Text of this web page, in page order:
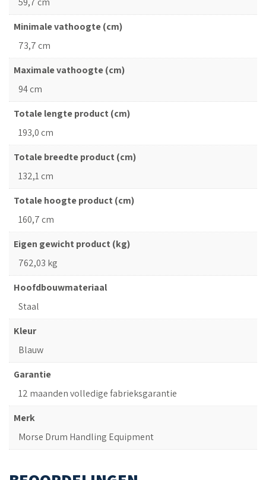
Minimale vathoogte (cm)
73,7 cm
Maximale vathoogte (cm)
94 cm
Totale lengte product (cm)
193,0 cm
Totale breedte product (cm)
132,1 cm
Totale hoogte product (cm)
160,7 cm
Eigen gewicht product (kg)
762,03 kg
Hoofdbouwmateriaal
Staal
Kleur
Blauw
Garantie
12 maanden volledige fabrieksgarantie
Merk
Morse Drum Handling Equipment